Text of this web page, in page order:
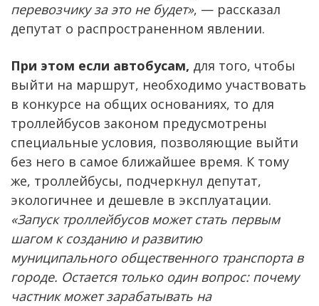
перевозчику за это не будет», — рассказал
депутат о распространенном явлении.
При этом если автобусам, для того, чтобы
выйти на маршрут, необходимо участвовать
в конкурсе на общих основаниях, то для
троллейбусов законом предусмотрены
специальные условия, позволяющие выйти
без него в самое ближайшее время. К тому
же, троллейбусы, подчеркнул депутат,
экологичнее и дешевле в эксплуатации.
«Запуск троллейбусов может стать первым
шагом к созданию и развитию
муниципального общественного транспорта в
городе. Остается только один вопрос: почему
частник может зарабатывать на